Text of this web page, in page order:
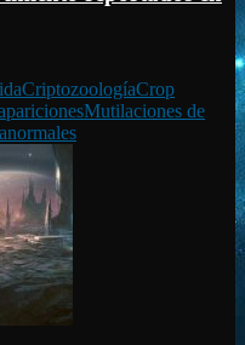
CriptozoologíaCrop
Mutilaciones de